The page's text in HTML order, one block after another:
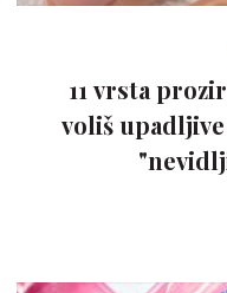
11 vrsta
voliš